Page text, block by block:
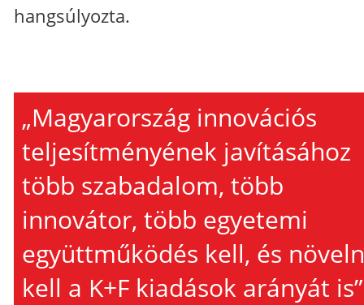
hangsúlyozta.
„Magyarország innovációs
teljesítményének javításához
több szabadalom, több
innovátor, több egyetemi
együttműködés kell, és
kell a K+F kiadások arányát is”